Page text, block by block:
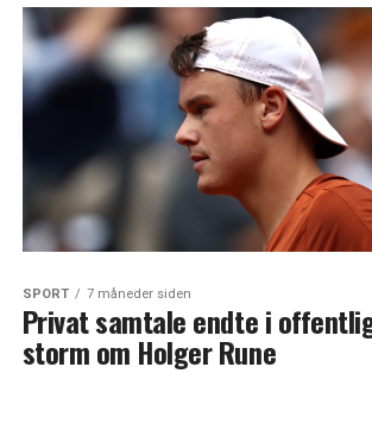
SPORT 7 måneder siden
Privat samtale endte i
storm om Holger Rune